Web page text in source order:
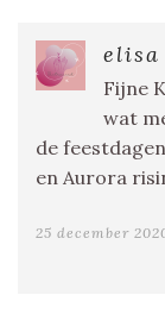
elisa
Fijne
wat
de
en Aurora
25 december